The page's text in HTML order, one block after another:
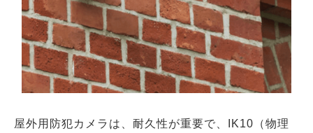
屋外用防犯カメラは、耐久性が重要で、IK10（物理